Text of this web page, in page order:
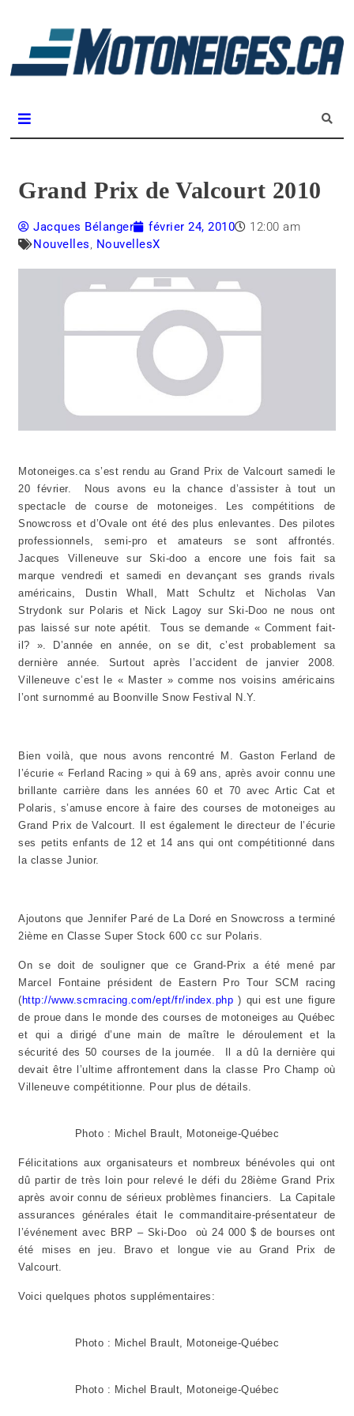
Grand Prix de Valcourt 2010
Jacques Bélanger février 24, 2010
12:00 am
Nouvelles, NouvellesX
Motoneiges.ca s’est rendu au Grand Prix de Valcourt samedi le
20 février. Nous avons eu la chance d’assister à tout un
spectacle de course de motoneiges. Les compétitions de
Snowcross et d’Ovale ont été des plus enlevantes. Des pilotes
professionnels, semi-pro et amateurs se sont affrontés.
Jacques Villeneuve sur Ski-doo a encore une fois fait sa
marque vendredi et samedi en devançant ses grands rivals
américains, Dustin Whall, Matt Schultz et Nicholas Van
Strydonk sur Polaris et Nick Lagoy sur Ski-Doo ne nous ont
pas laissé sur note apétit. Tous se demande « Comment fait-
il? ». D’année en année, on se dit, c’est probablement sa
dernière année. Surtout après l’accident de janvier 2008.
Villeneuve c’est le « Master » comme nos voisins américains
l’ont surnommé au Boonville Snow Festival N.Y.
Bien voilà, que nous avons rencontré M. Gaston Ferland de
l’écurie « Ferland Racing » qui à 69 ans, après avoir connu une
brillante carrière dans les années 60 et 70 avec Artic Cat et
Polaris, s’amuse encore à faire des courses de motoneiges au
Grand Prix de Valcourt. Il est également le directeur de l’écurie
ses petits enfants de 12 et 14 ans qui ont compétitionné dans
la classe Junior.
Ajoutons que Jennifer Paré de La Doré en Snowcross a terminé
2ième en Classe Super Stock 600 cc sur Polaris.
On se doit de souligner que ce Grand-Prix a été mené par
Marcel Fontaine président de Eastern Pro Tour SCM racing
( http://www.scmracing.com/ept/fr/index.php ) qui est une figure
de proue dans le monde des courses de motoneiges au Québec
et qui a dirigé d’une main de maître le déroulement et la
sécurité des 50 courses de la journée. Il a dû la dernière qui
devait être l’ultime affrontement dans la classe Pro Champ où
Villeneuve compétitionne. Pour plus de détails.
Photo : Michel Brault, Motoneige-Québec
Félicitations aux organisateurs et nombreux bénévoles qui ont
dû partir de très loin pour relevé le défi du 28ième Grand Prix
après avoir connu de sérieux problèmes financiers. La Capitale
assurances générales était le commanditaire-présentateur de
l’événement avec BRP – Ski-Doo où 24 000 $ de bourses ont
été mises en jeu. Bravo et longue vie au Grand Prix de
Valcourt.
Voici quelques photos supplémentaires:
Photo : Michel Brault, Motoneige-Québec
Photo : Michel Brault, Motoneige-Québec